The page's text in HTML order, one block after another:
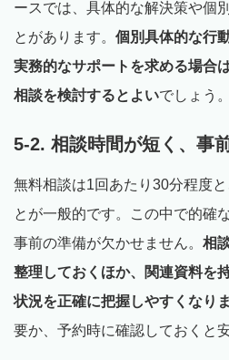
ースでは、具体的な解決策や個
とがあります。 個別具体的な行
実務的なサポートを求める場合
相談を検討するとよいでしょう。
5-2. 相談時間が短く、事
無料相談は1回あたり30分程度
とが一般的です。この中で的確
事前の準備が欠かせません。 相
整理しておくほか、関連資料を
状況を正確に把握しやすくなり
要か、予約時に確認しておくと